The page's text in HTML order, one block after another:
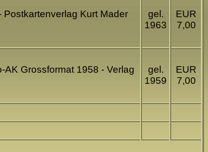
Postkartenverlag Kurt Mader
gel.
1963
EUR
7,00
Grossformat 1958 - Verlag
gel.
1959
EUR
7,00